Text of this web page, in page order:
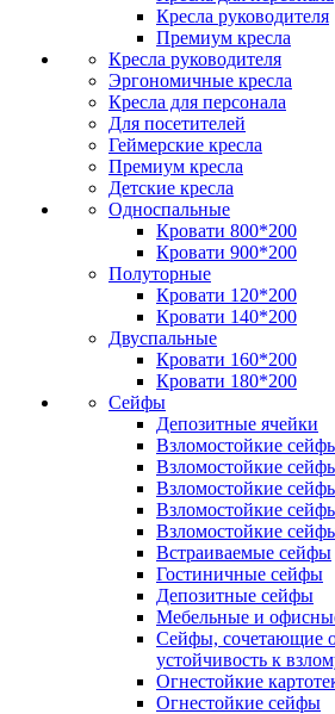
Кресла руководителя
Премиум кресла
Кресла руководителя
Эргономичные кресла
Кресла для персонала
Для посетителей
Геймерские кресла
Премиум кресла
Детские кресла
Односпальные
Кровати 800*200
Кровати 900*200
Полуторные
Кровати 120*200
Кровати 140*200
Двуспальные
Кровати 160*200
Кровати 180*200
Сейфы
Депозитные ячейки
Взломостойкие
Взломостойкие
Взломостойкие
Взломостойкие
Взломостойкие
Встраиваемые сейфы
Гостиничные сейфы
Депозитные сейфы
Мебельные и
Сейфы, сочетающие
устойчивость к
Огнестойкие
Огнестойкие сейфы